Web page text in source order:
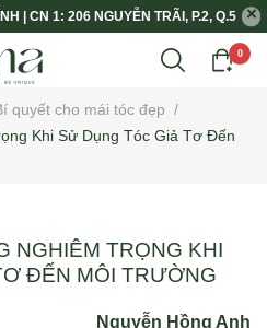
| CN 1: 206 NGUYỄN TRÃI, P.2, Q.5
0
quyết cho mái tóc đẹp /
Khi Sử Dụng Tóc Giả Tơ Đến
NGHIÊM TRỌNG KHI
ĐẾN MÔI TRƯỜNG
Nguyễn Hồng Anh